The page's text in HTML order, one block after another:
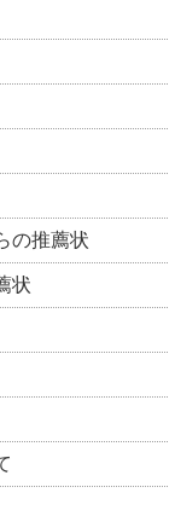
の推薦状
状